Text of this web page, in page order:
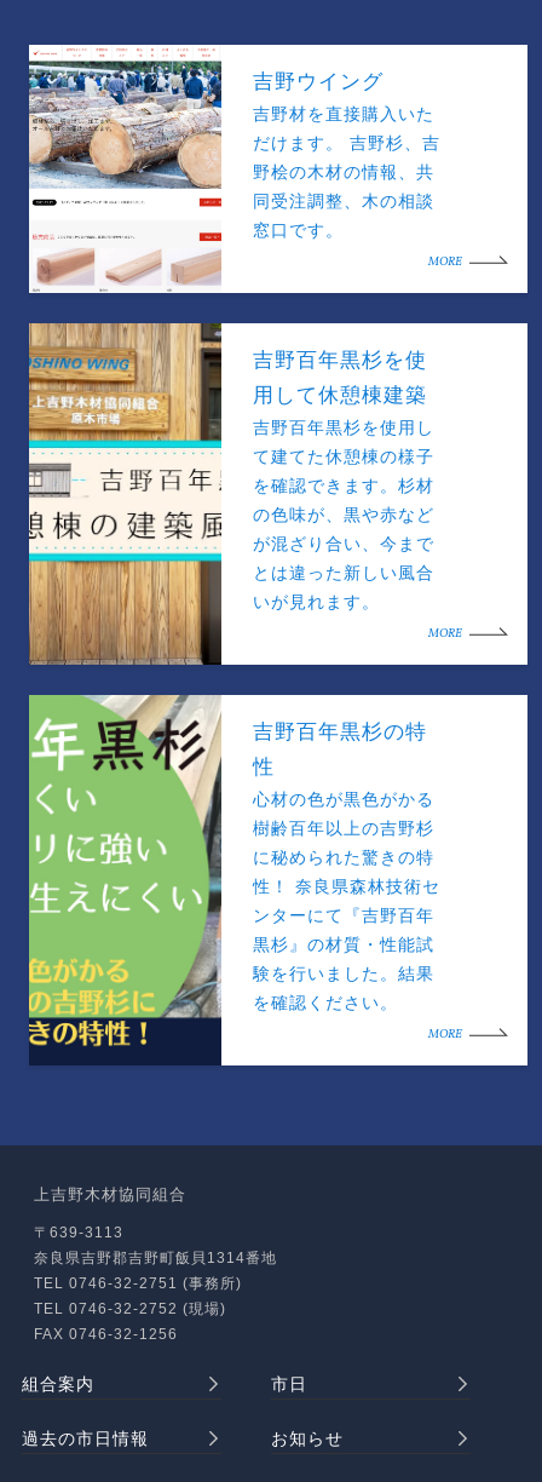
吉野ウイング
吉野材を直接購入いた
だけます。 吉野杉、吉
野桧の木材の情報、共
同受注調整、木の相談
窓口です。
MORE
吉野百年黒杉を使
用して休憩棟建築
吉野百年黒杉を使用し
て建てた休憩棟の様子
を確認できます。杉材
の色味が、黒や赤など
が混ざり合い、今まで
とは違った新しい風合
いが見れます。
MORE
吉野百年黒杉の特
性
心材の色が黒色がかる
樹齢百年以上の吉野杉
に秘められた驚きの特
性！ 奈良県森林技術セ
ンターにて『吉野百年
黒杉』の材質・性能試
験を行いました。結果
を確認ください。
MORE
上吉野木材協同組合
〒639-3113
奈良県吉野郡吉野町飯貝1314番地
TEL 0746-32-2751 (事務所)
TEL 0746-32-2752 (現場)
FAX 0746-32-1256
組合案内 市日
過去の市日情報 お知らせ